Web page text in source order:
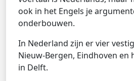
ook in het Engels je
onderbouwen.
In Nederland zijn er vier
Nieuw-Bergen, Eindhoven
in Delft.